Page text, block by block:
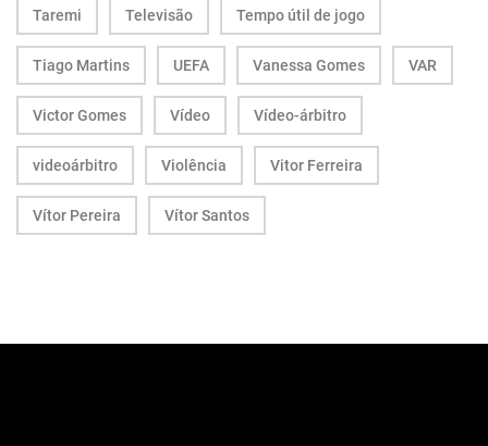
Taremi Televisão Tempo útil de jogo
Tiago Martins UEFA Vanessa Gomes VAR
Victor Gomes Vídeo Vídeo-árbitro
videoárbitro Violência Vitor Ferreira
Vítor Pereira Vítor Santos